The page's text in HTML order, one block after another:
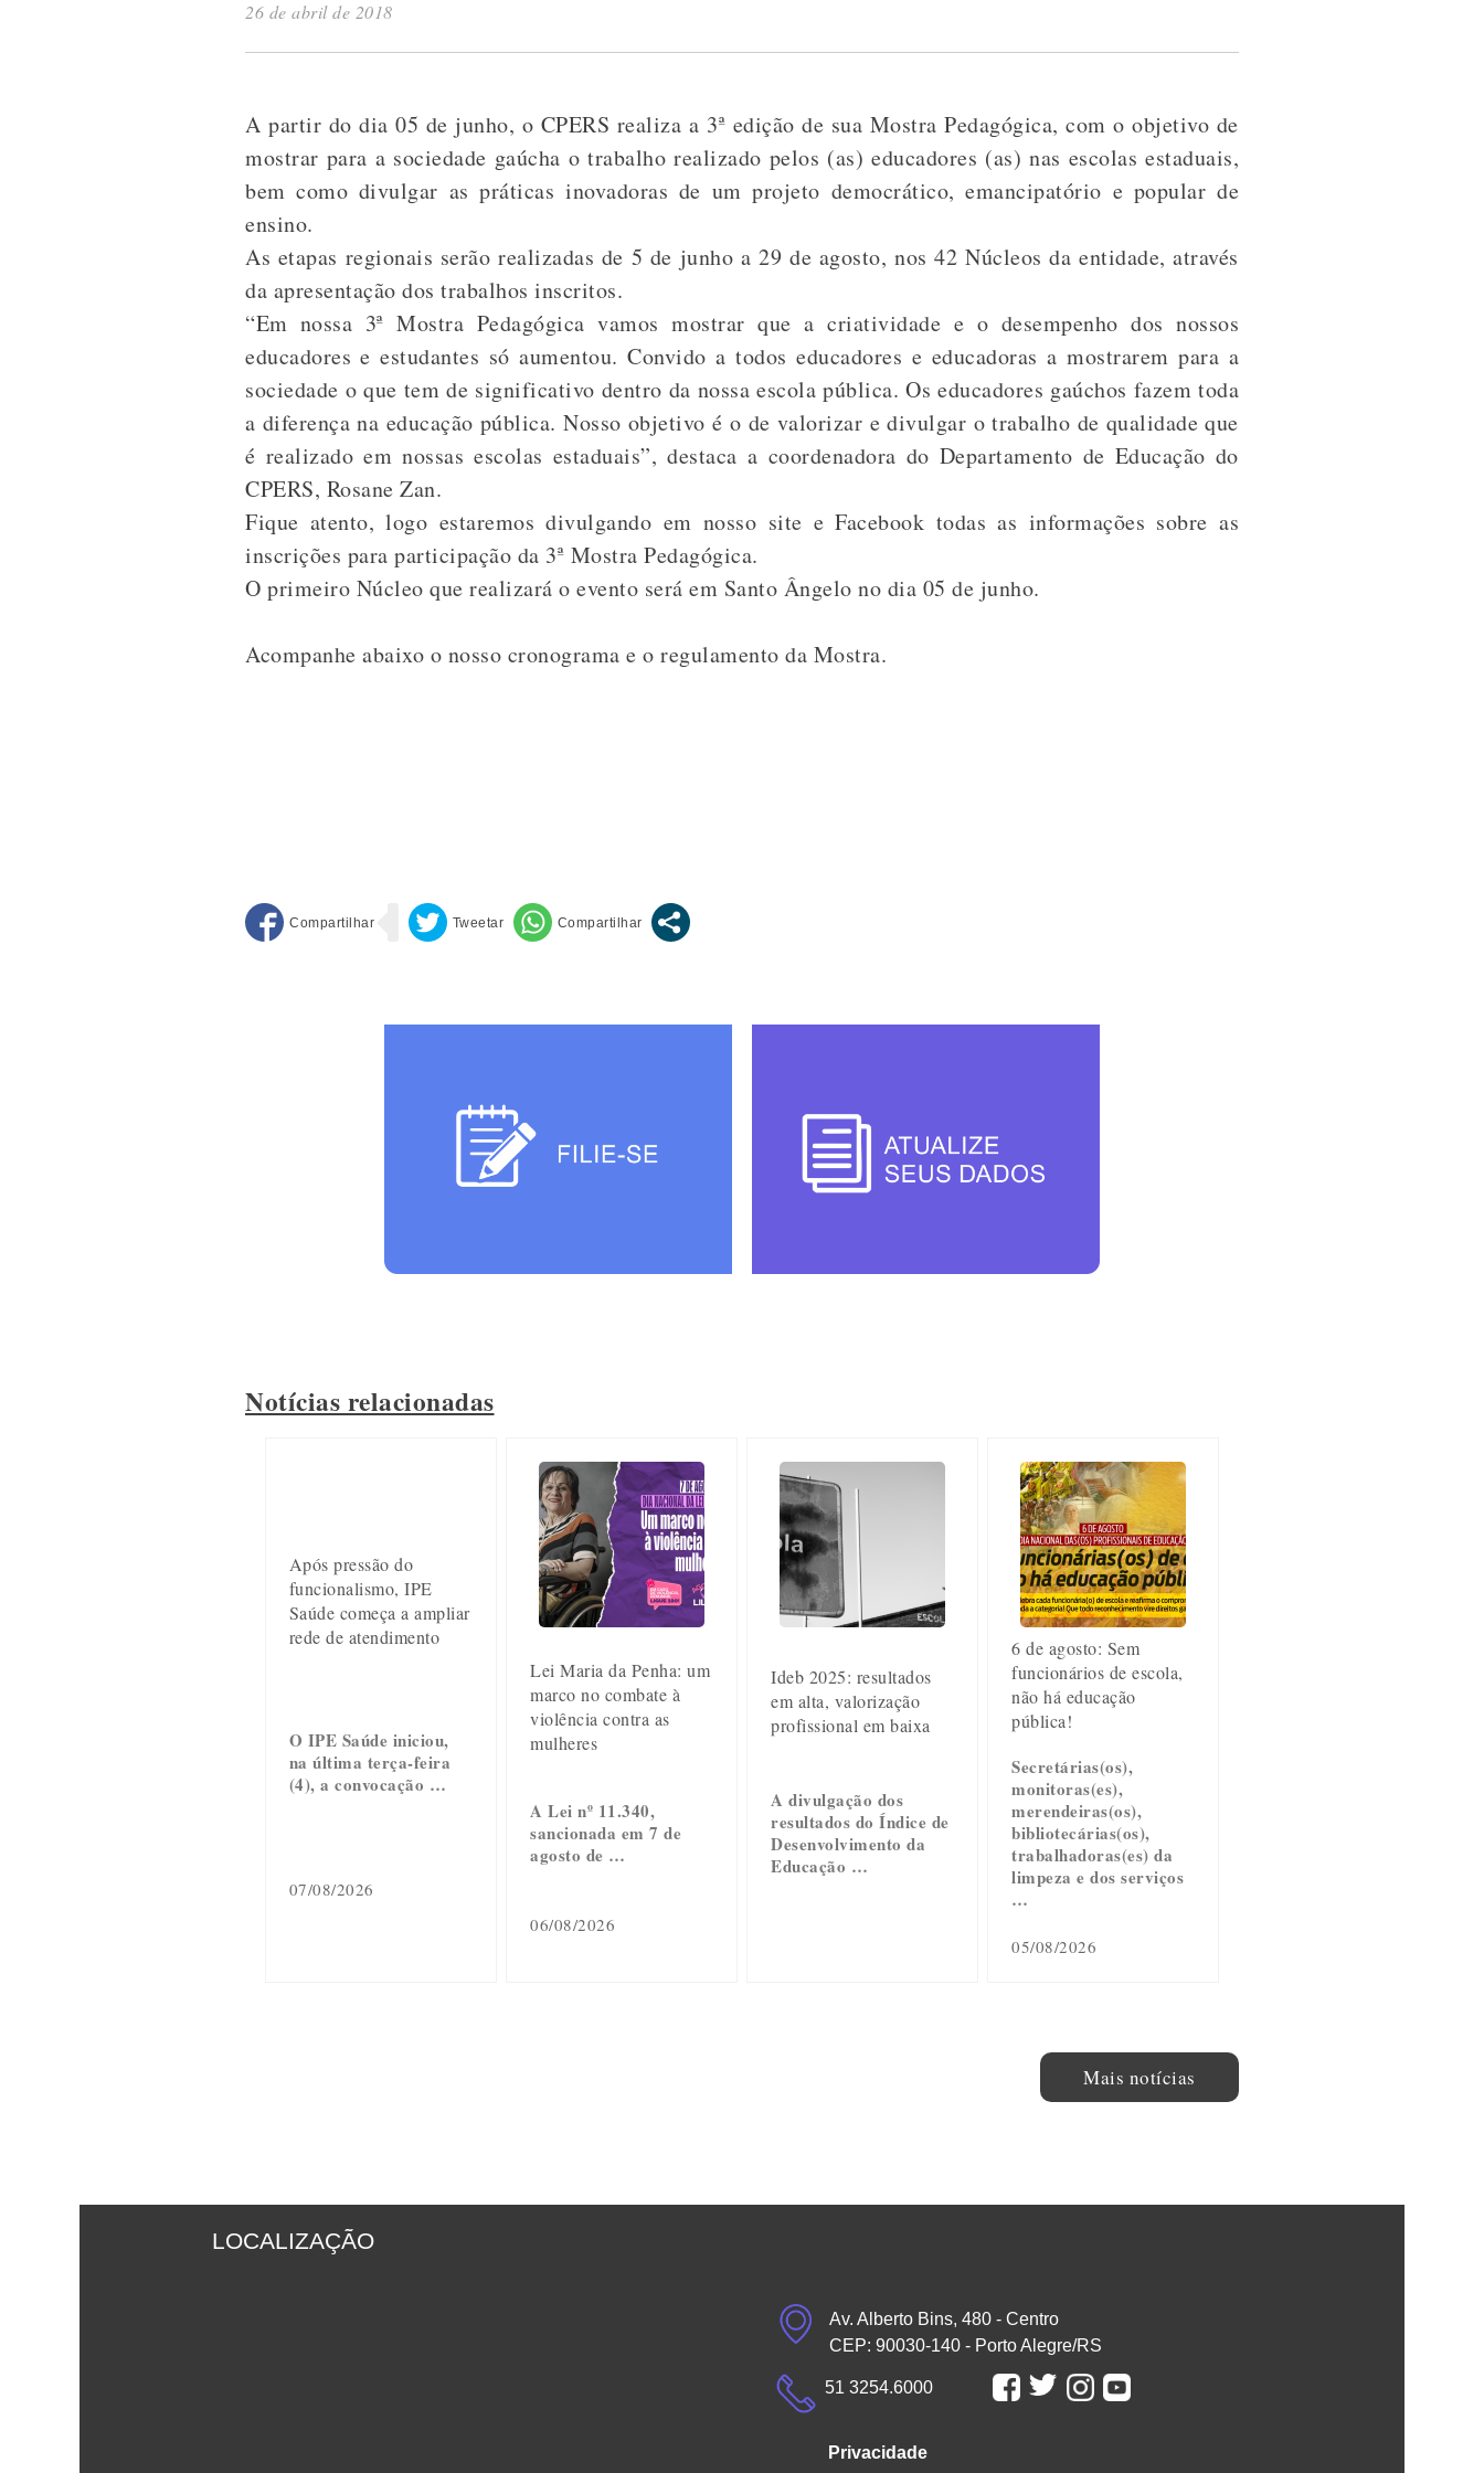
26 de abril de 2018
A partir do dia 05 de junho, o CPERS realiza a 3ª edição de sua Mostra Pedagógica, com o objetivo de
mostrar para a sociedade gaúcha o trabalho realizado pelos (as) educadores (as) nas escolas estaduais,
bem como divulgar as práticas inovadoras de um projeto democrático, emancipatório e popular de
ensino.
As etapas regionais serão realizadas de 5 de junho a 29 de agosto, nos 42 Núcleos da entidade, através
da apresentação dos trabalhos inscritos.
“Em nossa 3ª Mostra Pedagógica vamos mostrar que a criatividade e o desempenho dos nossos
educadores e estudantes só aumentou. Convido a todos educadores e educadoras a mostrarem para a
sociedade o que tem de significativo dentro da nossa escola pública. Os educadores gaúchos fazem toda
a diferença na educação pública. Nosso objetivo é o de valorizar e divulgar o trabalho de qualidade que
é realizado em nossas escolas estaduais”, destaca a coordenadora do Departamento de Educação do
CPERS, Rosane Zan.
Fique atento, logo estaremos divulgando em nosso site e Facebook todas as informações sobre as
inscrições para participação da 3ª Mostra Pedagógica.
O primeiro Núcleo que realizará o evento será em Santo Ângelo no dia 05 de junho.
Acompanhe abaixo o nosso cronograma e o regulamento da Mostra.
Notícias relacionadas
Após pressão do
funcionalismo, IPE
Saúde começa a ampliar
rede de atendimento
O IPE Saúde iniciou,
na última terça-feira
(4), a convocação …
07/08/2026
Lei Maria da Penha: um
marco no combate à
violência contra as
mulheres
A Lei nº 11.340,
sancionada em 7 de
agosto de …
06/08/2026
Ideb 2025: resultados
em alta, valorização
profissional em baixa
A divulgação dos
resultados do Índice de
Desenvolvimento da
Educação …
6 de agosto: Sem
funcionários de escola,
não há educação
pública!
Secretárias(os),
monitoras(es),
merendeiras(os),
bibliotecárias(os),
trabalhadoras(es) da
limpeza e dos serviços
…
05/08/2026
Mais notícias
LOCALIZAÇÃO
Av. Alberto Bins, 480 - Centro
CEP: 90030-140 - Porto Alegre/RS
51 3254.6000
Privacidade